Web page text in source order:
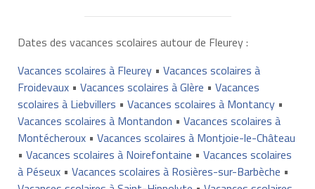
Dates des vacances scolaires autour de Fleurey :
Vacances scolaires à Fleurey• Vacances scolaires à
Froidevaux• Vacances scolaires à Glère • Vacances
scolaires à Liebvillers • Vacances scolaires à Montancy•
Vacances scolaires à Montandon • Vacances scolaires à
Montécheroux• Vacances scolaires à Montjoie-le-Château
• Vacances scolaires à Noirefontaine • Vacances scolaires
à Péseux• Vacances scolaires à Rosières-sur-Barbèche •